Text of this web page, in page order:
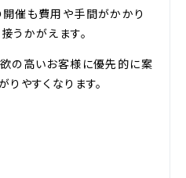
催も費用や手間がかかり
うかがえます。
の高いお客様に優先的に案
やすくなります。